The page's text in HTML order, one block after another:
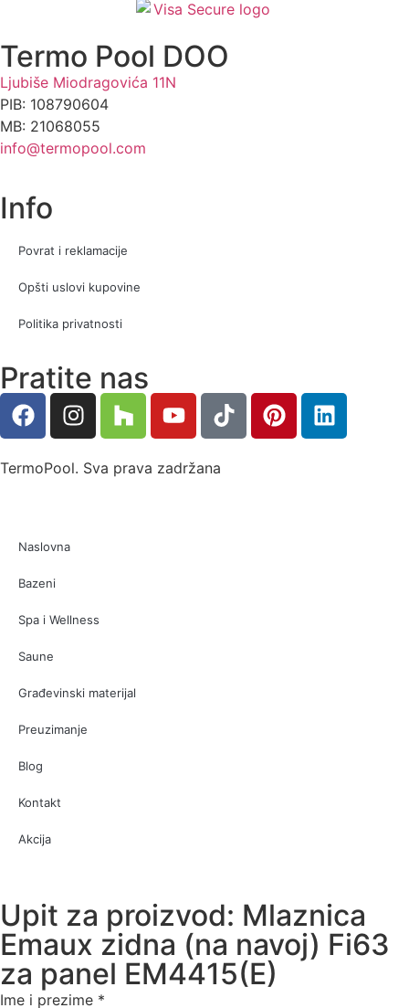
Termo Pool DOO
Ljubiše Miodragovića 11N
PIB: 108790604
MB: 21068055
info@termopool.com
Info
Povrat i reklamacije
Opšti uslovi kupovine
Politika privatnosti
Pratite nas
TermoPool. Sva prava zadržana
Naslovna
Bazeni
Spa i Wellness
Saune
Građevinski materijal
Preuzimanje
Blog
Kontakt
Akcija
Upit za proizvod: Mlaznica
Emaux zidna (na navoj) Fi63
za panel EM4415(E)
Ime i prezime *